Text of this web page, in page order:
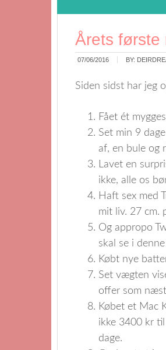
Årets første
07/06/2016 BY:
Siden sidst har jeg
Fået ét
Set min 9
af, en bule og
Lavet en
ikke, alle os
Haft sex med
mit liv. 27 cm.
Og appropo
skal se i
Købt nye
Set vægten
offer som
Købet et Mac
ikke 3400 kr
dage.